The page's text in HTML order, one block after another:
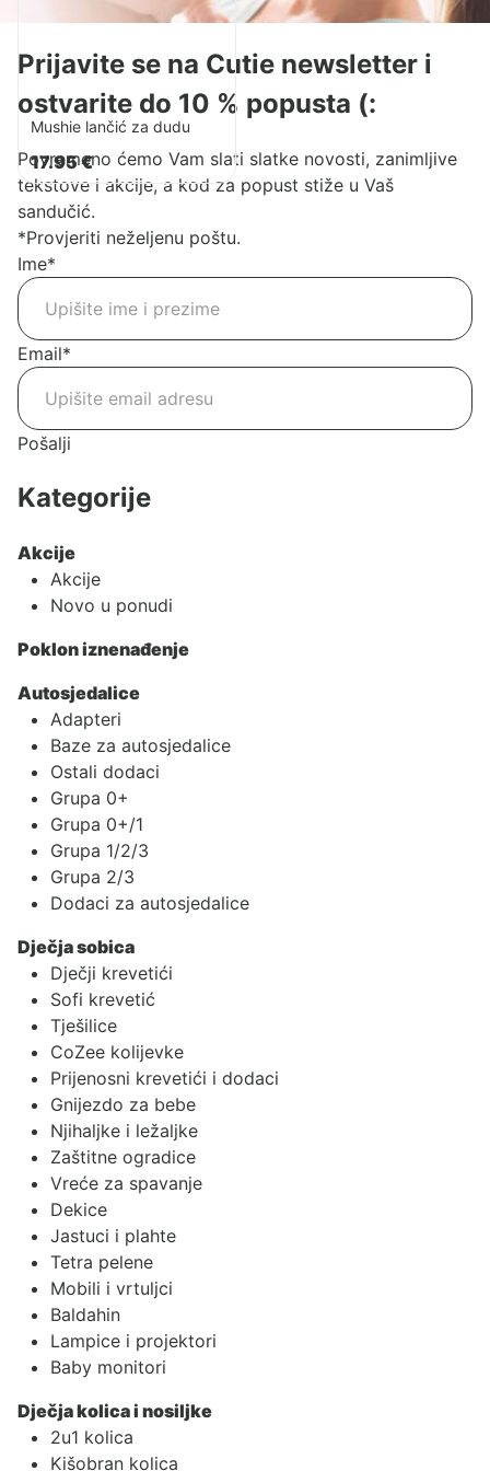
Mushie lančić za dudu
17.95€
Prijavite se na Cutie newsletter i
ostvarite do 10 % popusta (:
Povremeno ćemo Vam slati slatke novosti, zanimljive
tekstove i akcije, a kod za popust stiže u Vaš
sandučić.
*Provjeriti neželjenu poštu.
Ime*
Email*
Pošalji
Kategorije
Akcije
Akcije
Novo u ponudi
Poklon iznenađenje
Autosjedalice
Adapteri
Baze za autosjedalice
Ostali dodaci
Grupa 0+
Grupa 0+/1
Grupa 1/2/3
Grupa 2/3
Dodaci za autosjedalice
Dječja sobica
Dječji krevetići
Sofi krevetić
Tješilice
CoZee kolijevke
Prijenosni krevetići i dodaci
Gnijezdo za bebe
Njihaljke i ležaljke
Zaštitne ogradice
Vreće za spavanje
Dekice
Jastuci i plahte
Tetra pelene
Mobili i vrtuljci
Baldahin
Lampice i projektori
Baby monitori
Dječja kolica i nosiljke
2u1 kolica
Kišobran kolica